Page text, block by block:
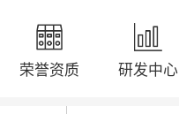
荣誉资质 研发中心